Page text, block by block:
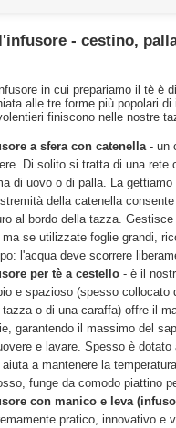
- cestino,
in cui prepariamo il tè è
alle tre forme più popolari
finiscono nelle nostre
a sfera con catenella- un
Di solito si tratta di una rete
di uovo o di palla. La
della catenella
al bordo della tazza.
se utilizzate foglie grandi,
l'acqua deve scorrere
per tè a cestello - è il
e spazioso (spesso collocato
tazza o di una caraffa) offre il
garantendo il massimo del
e lavare. Spesso è dotato
a mantenere la
funge da comodo piattino
con manico e leva
pratico, innovativo e